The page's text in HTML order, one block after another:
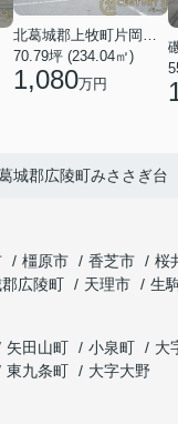
70.79坪 (234.04㎡)
1,080万円
城郡広陵町みささぎ
橿原市 香芝市
桜
広陵町 天理市 生
矢田山町 小泉町 大
東九条町
大字大野